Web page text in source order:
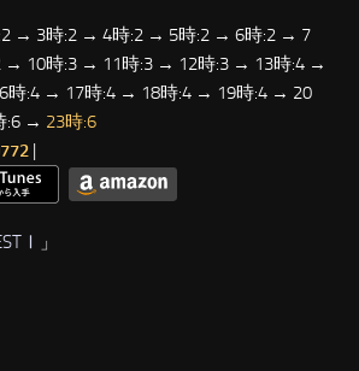
→ 3時:2 → 4時:2 → 5時:2 → 6時:2 → 7
→ 10時:3 → 11時:3 → 12時:3 → 13時:4 →
時:4 → 17時:4 → 18時:4 → 19時:4 → 20
:6 → 23時:6
|
」